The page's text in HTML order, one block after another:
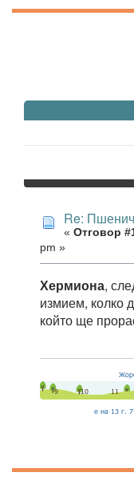
Re:
« Отговор
pm »
Хермиона,
измием, колко
който ще